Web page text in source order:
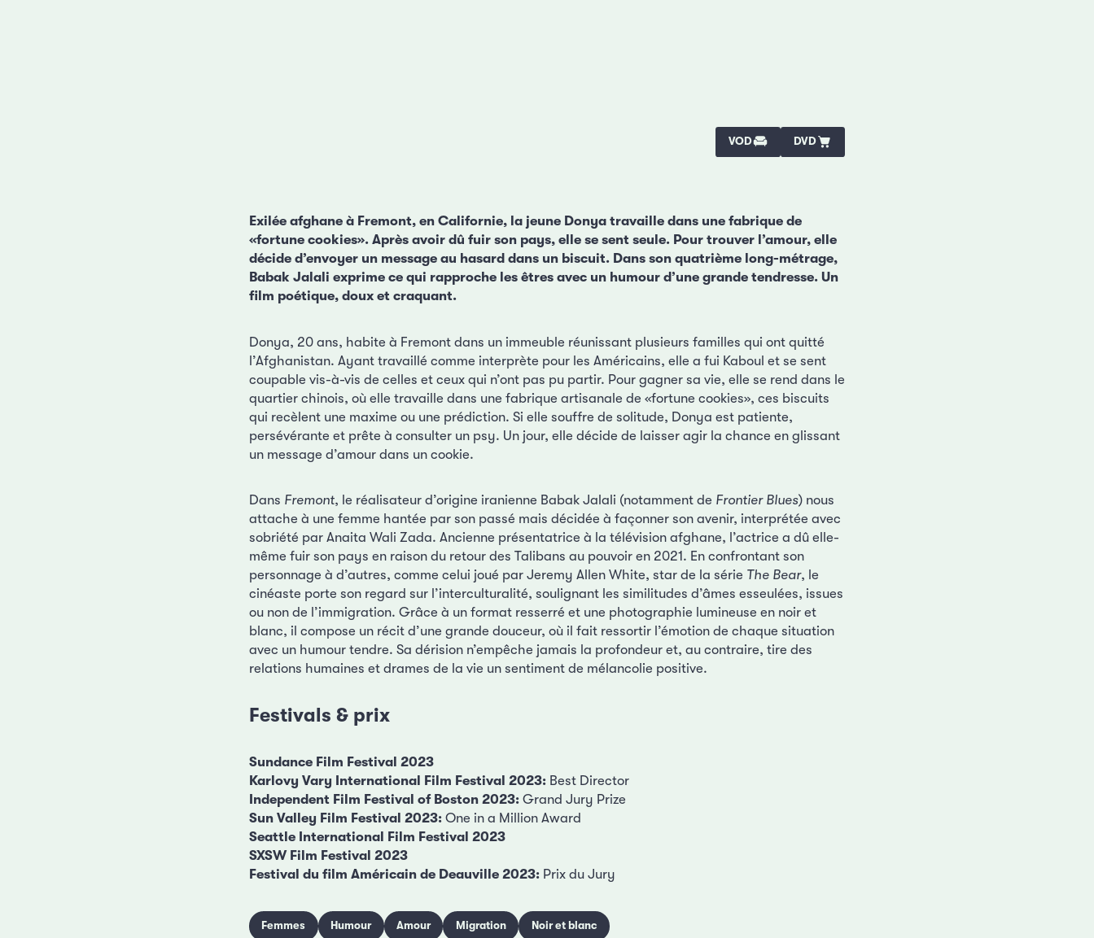
VOD DVD
Exilée afghane à Fremont, en Californie, la jeune Donya travaille dans une fabrique de
«fortune cookies». Après avoir dû fuir son pays, elle se sent seule. Pour trouver l’amour, elle
décide d’envoyer un message au hasard dans un biscuit. Dans son quatrième long-métrage,
Babak Jalali exprime ce qui rapproche les êtres avec un humour d’une grande tendresse. Un
film poétique, doux et craquant.
Donya, 20 ans, habite à Fremont dans un immeuble réunissant plusieurs familles qui ont quitté
l’Afghanistan. Ayant travaillé comme interprète pour les Américains, elle a fui Kaboul et se sent
coupable vis-à-vis de celles et ceux qui n’ont pas pu partir. Pour gagner sa vie, elle se rend dans le
quartier chinois, où elle travaille dans une fabrique artisanale de «fortune cookies», ces biscuits
qui recèlent une maxime ou une prédiction. Si elle souffre de solitude, Donya est patiente,
persévérante et prête à consulter un psy. Un jour, elle décide de laisser agir la chance en glissant
un message d’amour dans un cookie.
Dans Fremont, le réalisateur d’origine iranienne Babak Jalali (notamment de Frontier Blues) nous
attache à une femme hantée par son passé mais décidée à façonner son avenir, interprétée avec
sobriété par Anaita Wali Zada. Ancienne présentatrice à la télévision afghane, l’actrice a dû elle-
même fuir son pays en raison du retour des Talibans au pouvoir en 2021. En confrontant son
personnage à d’autres, comme celui joué par Jeremy Allen White, star de la série The Bear, le
cinéaste porte son regard sur l’interculturalité, soulignant les similitudes d’âmes esseulées, issues
ou non de l’immigration. Grâce à un format resserré et une photographie lumineuse en noir et
blanc, il compose un récit d’une grande douceur, où il fait ressortir l’émotion de chaque situation
avec un humour tendre. Sa dérision n’empêche jamais la profondeur et, au contraire, tire des
relations humaines et drames de la vie un sentiment de mélancolie positive.
Festivals & prix
Sundance Film Festival 2023
Karlovy Vary International Film Festival 2023: Best Director
Independent Film Festival of Boston 2023: Grand Jury Prize
Sun Valley Film Festival 2023: One in a Million Award
Seattle International Film Festival 2023
SXSW Film Festival 2023
Festival du film Américain de Deauville 2023: Prix du Jury
Femmes Humour Amour Migration Noir et blanc